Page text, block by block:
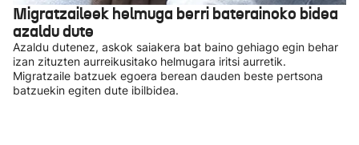
Migratzaileek helmuga berri baterainoko bidea
azaldu dute
Azaldu dutenez, askok saiakera bat baino gehiago egin behar
izan zituzten aurreikusitako helmugara iritsi aurretik.
Migratzaile batzuek egoera berean dauden beste pertsona
batzuekin egiten dute ibilbidea.